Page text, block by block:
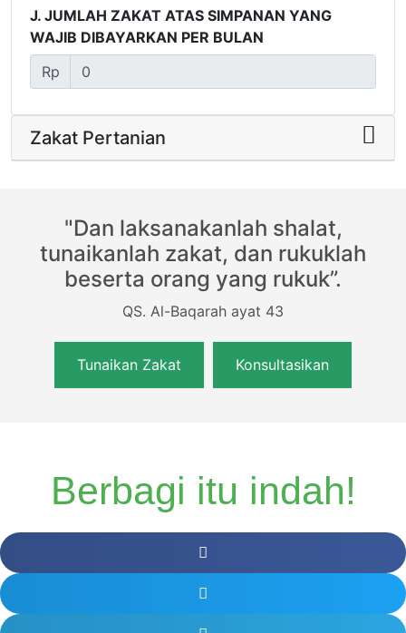
J. JUMLAH ZAKAT ATAS SIMPANAN YANG
WAJIB DIBAYARKAN PER BULAN
Rp
Zakat Pertanian
"Dan laksanakanlah shalat,
tunaikanlah zakat, dan rukuklah
beserta orang yang rukuk”.
QS. Al-Baqarah ayat 43
Tunaikan Zakat Konsultasikan
Berbagi itu indah!